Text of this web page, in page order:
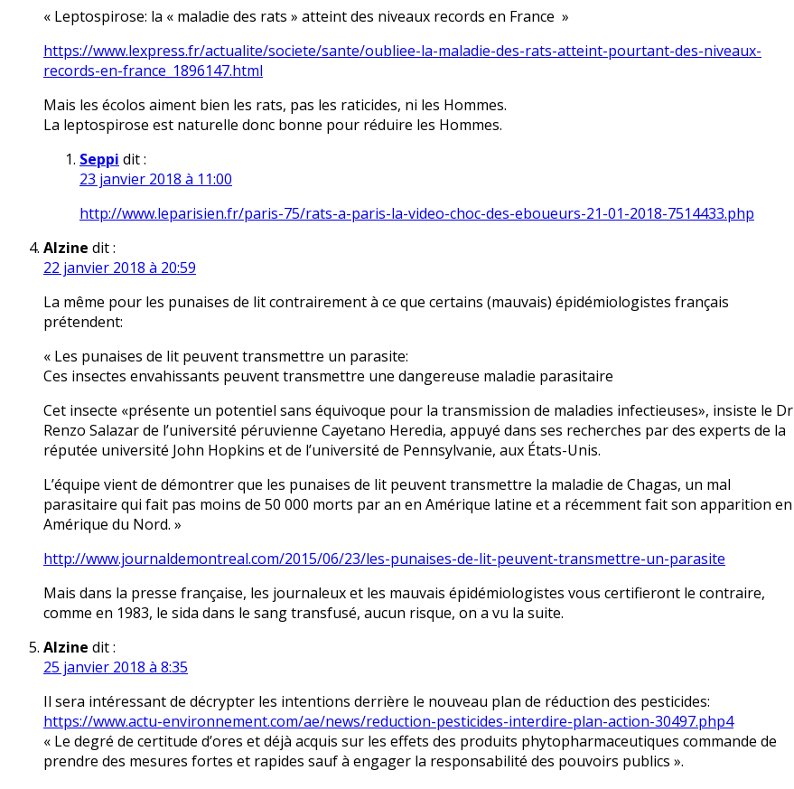
« Leptospirose: la « maladie des rats » atteint des niveaux records en France »
https://www.lexpress.fr/actualite/societe/sante/oubliee-la-maladie-des-rats-atteint-pourtant-des-niveaux-
records-en-france_1896147.html
Mais les écolos aiment bien les rats, pas les raticides, ni les Hommes.
La leptospirose est naturelle donc bonne pour réduire les Hommes.
Seppi dit :
23 janvier 2018 à 11:00
http://www.leparisien.fr/paris-75/rats-a-paris-la-video-choc-des-eboueurs-21-01-2018-7514433.php
Alzine dit :
22 janvier 2018 à 20:59
La même pour les punaises de lit contrairement à ce que certains (mauvais) épidémiologistes français
prétendent:
« Les punaises de lit peuvent transmettre un parasite:
Ces insectes envahissants peuvent transmettre une dangereuse maladie parasitaire
Cet insecte «présente un potentiel sans équivoque pour la transmission de maladies infectieuses», insiste le Dr
Renzo Salazar de l’université péruvienne Cayetano Heredia, appuyé dans ses recherches par des experts de la
réputée université John Hopkins et de l’université de Pennsylvanie, aux États-Unis.
L’équipe vient de démontrer que les punaises de lit peuvent transmettre la maladie de Chagas, un mal
parasitaire qui fait pas moins de 50 000 morts par an en Amérique latine et a récemment fait son apparition en
Amérique du Nord. »
http://www.journaldemontreal.com/2015/06/23/les-punaises-de-lit-peuvent-transmettre-un-parasite
Mais dans la presse française, les journaleux et les mauvais épidémiologistes vous certifieront le contraire,
comme en 1983, le sida dans le sang transfusé, aucun risque, on a vu la suite.
Alzine dit :
25 janvier 2018 à 8:35
Il sera intéressant de décrypter les intentions derrière le nouveau plan de réduction des pesticides:
https://www.actu-environnement.com/ae/news/reduction-pesticides-interdire-plan-action-30497.php4
« Le degré de certitude d’ores et déjà acquis sur les effets des produits phytopharmaceutiques commande de
prendre des mesures fortes et rapides sauf à engager la responsabilité des pouvoirs publics ».